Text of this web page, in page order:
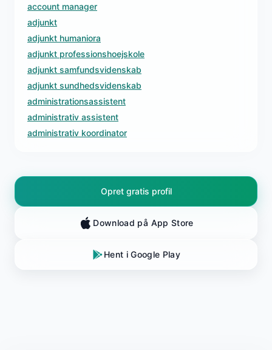
account manager
adjunkt
adjunkt humaniora
adjunkt professionshoejskole
adjunkt samfundsvidenskab
adjunkt sundhedsvidenskab
administrationsassistent
administrativ assistent
administrativ koordinator
Opret gratis profil
Download på App Store
Hent i Google Play